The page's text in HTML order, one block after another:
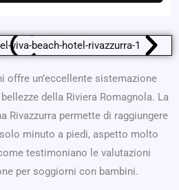
offre un’eccellente sistemazione
della Riviera Romagnola. La
Rivazzurra permette di raggiungere
minuto a piedi, aspetto molto
testimoniano le valutazioni
per soggiorni con bambini.